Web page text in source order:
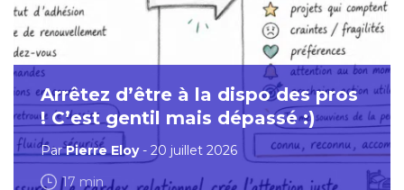
Arrêtez d’être à la dispo des pros
! C’est gentil mais dépassé :)
ParPierre Eloy- 20 juillet 2026
17 min